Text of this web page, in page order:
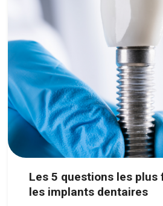
Les 5 questions les
les implants dentaires